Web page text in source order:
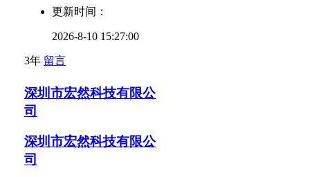
更新时间：
2026-8-10 15:27:00
3年 留言
深圳市宏然科技有限公
司
深圳市宏然科技有限公
司